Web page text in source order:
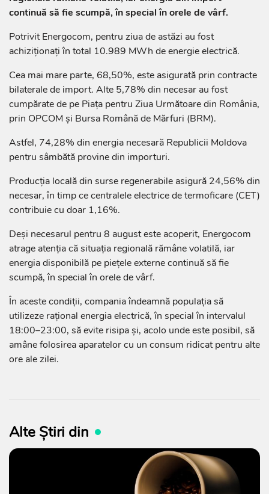
continuă să fie scumpă, în special în orele de vârf.
Potrivit Energocom, pentru ziua de astăzi au fost
achiziționați în total 10.989 MWh de energie electrică.
Cea mai mare parte, 68,50%, este asigurată prin contracte
bilaterale de import. Alte 5,78% din necesar au fost
cumpărate de pe Piața pentru Ziua Următoare din România,
prin OPCOM și Bursa Română de Mărfuri (BRM).
Astfel, 74,28% din energia necesară Republicii Moldova
pentru sâmbătă provine din importuri.
Producția locală din surse regenerabile asigură 24,56% din
necesar, în timp ce centralele electrice de termoficare (CET)
contribuie cu doar 1,16%.
Deși necesarul pentru 8 august este acoperit, Energocom
atrage atenția că situația regională rămâne volatilă, iar
energia disponibilă pe piețele externe continuă să fie
scumpă, în special în orele de vârf.
În aceste condiții, compania îndeamnă populația să
utilizeze rațional energia electrică, în special în intervalul
18:00–23:00, să evite risipa și, acolo unde este posibil, să
amâne folosirea aparatelor cu un consum ridicat pentru alte
ore ale zilei.
Alte Știri din